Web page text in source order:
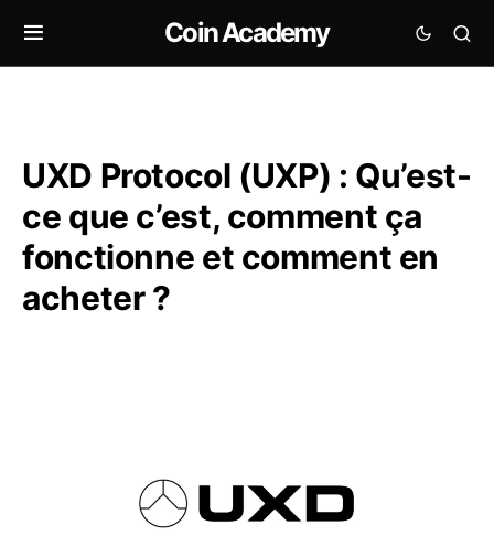
Coin Academy
UXD Protocol (UXP) : Qu’est-
ce que c’est, comment ça
fonctionne et comment en
acheter ?